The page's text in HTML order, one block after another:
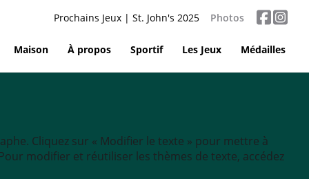
Prochains Jeux | St. John's 2025 Photos
Maison À propos Sportif Les Jeux Médailles
Cliquez sur « Modifier le texte » pour mettre à
modifier et réutiliser les thèmes de texte, accédez